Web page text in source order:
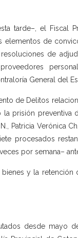
tarde–, el Fiscal
de
de
General del
de Delitos
prisión preventiva
Patricia Verónica Ch.
procesados
por semana–
y la retención
desde mayo